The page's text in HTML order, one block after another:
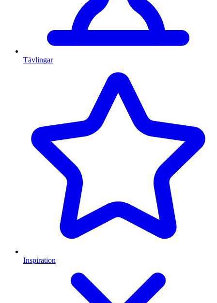
Tävlingar
Inspiration